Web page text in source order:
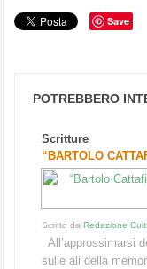
Save
POTREBBERO
Scritture
“BARTOLO
Scritto da Redazione
All’approssimarsi
sulle ali della